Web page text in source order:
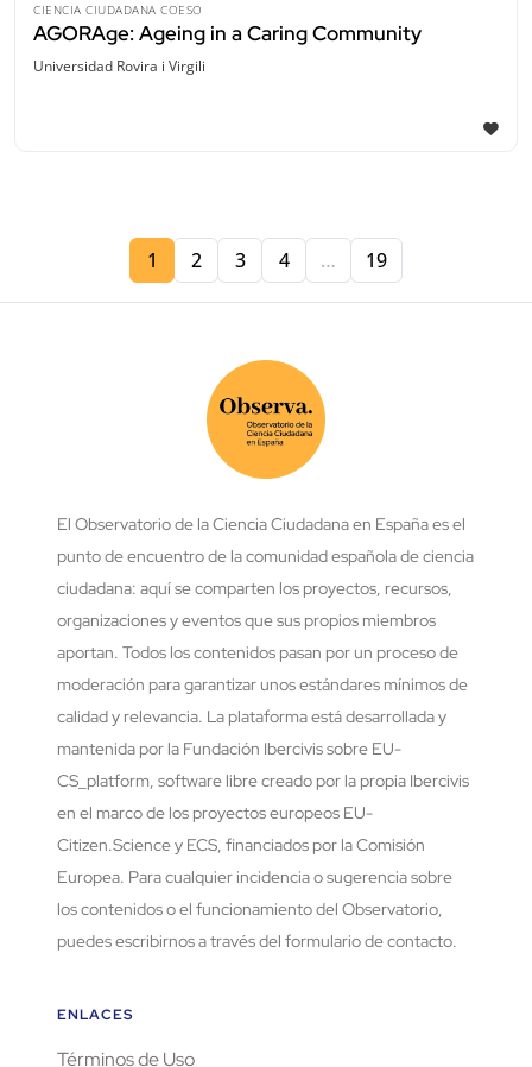
CIENCIA CIUDADANA COESO
AGORAge: Ageing in a Caring Community
Universidad Rovira i Virgili
1 2 3 4 … 19
El Observatorio de la Ciencia Ciudadana en España es el
punto de encuentro de la comunidad española de ciencia
ciudadana: aquí se comparten los proyectos, recursos,
organizaciones y eventos que sus propios miembros
aportan. Todos los contenidos pasan por un proceso de
moderación para garantizar unos estándares mínimos de
calidad y relevancia. La plataforma está desarrollada y
mantenida por la Fundación Ibercivis sobre EU-
CS_platform, software libre creado por la propia Ibercivis
en el marco de los proyectos europeos EU-
Citizen.Science y ECS, financiados por la Comisión
Europea. Para cualquier incidencia o sugerencia sobre
los contenidos o el funcionamiento del Observatorio,
puedes escribirnos a través del formulario de contacto.
ENLACES
Términos de Uso